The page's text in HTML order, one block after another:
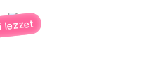
lezzet